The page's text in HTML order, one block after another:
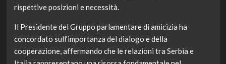
rispettive posizioni e necessità.
Il Presidente del Gruppo parlamentare di amicizia ha
concordato sull’importanza del dialogo e della
cooperazione, affermando che le relazioni tra Serbia e